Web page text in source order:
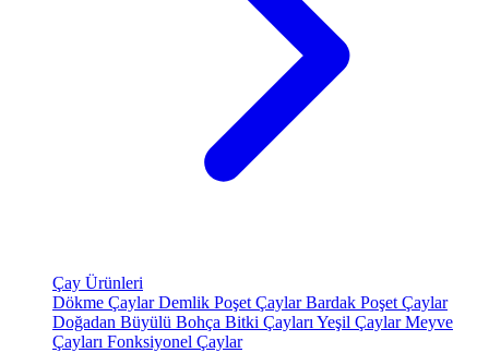
Çay Ürünleri
Dökme ÇaylarDemlik Poşet ÇaylarBardak Poşet Çaylar
Doğadan Büyülü Bohça Bitki Çayları Yeşil ÇaylarMeyve
Çayları Fonksiyonel Çaylar